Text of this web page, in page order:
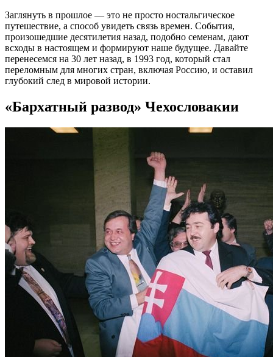
Заглянуть в прошлое — это не просто ностальгическое
путешествие, а способ увидеть связь времен. События,
произошедшие десятилетия назад, подобно семенам, дают
всходы в настоящем и формируют наше будущее. Давайте
перенесемся на 30 лет назад, в 1993 год, который стал
переломным для многих стран, включая Россию, и оставил
глубокий след в мировой истории.
«Бархатный развод» Чехословакии